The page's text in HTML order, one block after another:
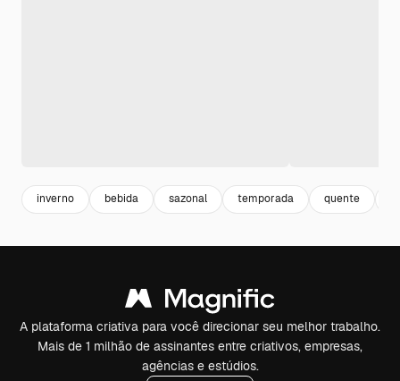
inverno bebida sazonal temporada quente
A plataforma criativa para você direcionar seu melhor trabalho.
Mais de 1 milhão de assinantes entre criativos, empresas,
agências e estúdios.